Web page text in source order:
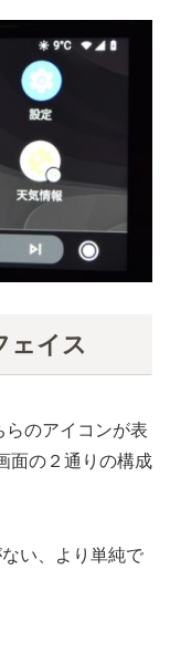
ェイス
のアイコンが表
面の２通りの構成
い、より単純で